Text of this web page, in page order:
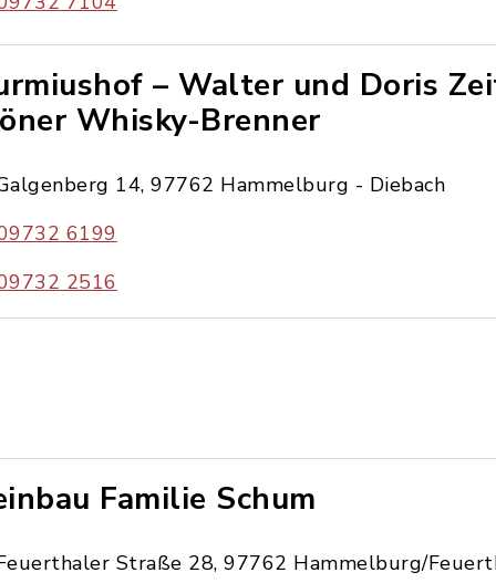
– Walter und Doris
Whisky-Brenner
14, 97762 Hammelburg - Diebach
6199
2516
Familie Schum
Straße 28, 97762 Hammelburg/